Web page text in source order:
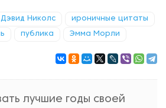
Дэвид Николс ироничные цитаты
публика Эмма Морли
лучшие годы своей